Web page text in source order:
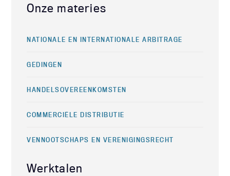
Onze materies
NATIONALE EN INTERNATIONALE ARBITRAGE
GEDINGEN
HANDELSOVEREENKOMSTEN
COMMERCIËLE DISTRIBUTIE
VENNOOTSCHAPS EN VERENIGINGSRECHT
Werktalen